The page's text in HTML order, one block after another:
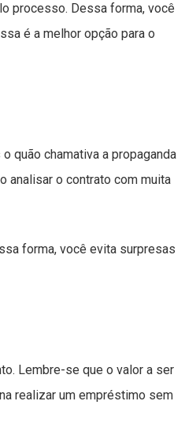
processo. Dessa forma, você
é a melhor opção para o
quão chamativa a propaganda
analisar o contrato com muita
forma, você evita surpresas
Lembre-se que o valor a ser
realizar um empréstimo sem